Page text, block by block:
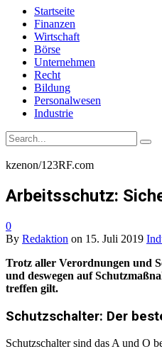
Startseite
Finanzen
Wirtschaft
Börse
Unternehmen
Recht
Bildung
Personalwesen
Industrie
kzenon/123RF.com
Arbeitsschutz:
0
By Redaktion on 15. Juli 2019
Trotz aller Verordnungen und
und deswegen auf
treffen gilt.
Schutzschalter: Der
Schutzschalter sind das A und O